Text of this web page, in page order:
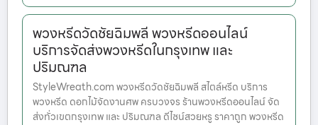
พวงหรีดวัดชัยฉิมพลี พวงหรีดออนไลน์
บริการจัดส่งพวงหรีดในกรุงเทพ และ
ปริมณฑล
StyleWreath.com พวงหรีดวัดชัยฉิมพลี สไตล์หรีด บริการ
พวงหรีด ดอกไม้จัดงานศพ ครบวงจร ร้านพวงหรีดออนไลน์ จัด
ส่งทั่วเขตกรุงเทพ และ ปริมณฑล ดีไซน์สวยหรู ราคาถูก พวงหรีด